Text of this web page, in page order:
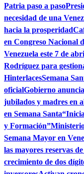
Patria paso a paso
necesidad de una
hacia la prosperidad
en Congreso Nacional
Venezuela este 7 de
Rodríguez para
HinterlacesSemana
oficialGobierno
jubilados y madres en
en Semana Santa
y Formación”
Semana Mayor en
las mayores reservas
crecimiento de dos